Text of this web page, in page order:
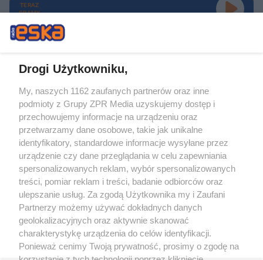
TERAZ
GRAMY
Żaden utwór zamieszczony w serwisie nie może być powielany i
rozpowszechniany lub dalej rozpowszechniany w jakikolwiek sposób (w
tym także elektroniczny lub mechaniczny) na jakimkolwiek polu
eksploatacji w jakiejkolwiek formie, włącznie z umieszczaniem w Internecie
bez pisemnej zgody właściciela praw. Jakiekolwiek użycie lub
wykorzystanie utworów w całości lub w części z naruszeniem prawa, tzn.
bez właściwej zgody, jest zabronione pod groźbą kary i może być ścigane
prawnie.
O nas
Drogi Użytkowniku,
My, naszych 1162 zaufanych partnerów oraz inne
podmioty z Grupy ZPR Media uzyskujemy dostęp i
przechowujemy informacje na urządzeniu oraz
przetwarzamy dane osobowe, takie jak unikalne
identyfikatory, standardowe informacje wysyłane przez
urządzenie czy dane przeglądania w celu zapewniania
spersonalizowanych reklam, wybór spersonalizowanych
treści, pomiar reklam i treści, badanie odbiorców oraz
ulepszanie usług. Za zgodą Użytkownika my i Zaufani
Partnerzy możemy używać dokładnych danych
geolokalizacyjnych oraz aktywnie skanować
charakterystykę urządzenia do celów identyfikacji.
Ponieważ cenimy Twoją prywatność, prosimy o zgodę na